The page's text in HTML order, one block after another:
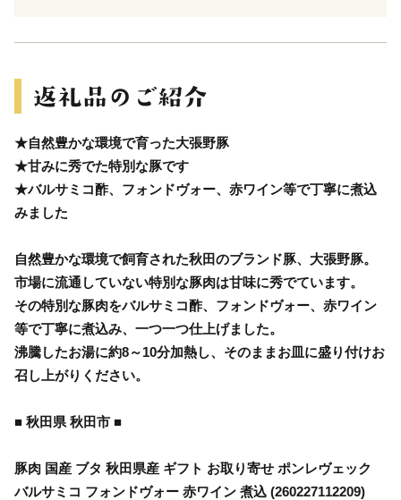
★自然豊かな環境で育った大張野豚
★甘みに秀でた特別な豚です
★バルサミコ酢、フォンドヴォー、赤ワイン等で丁寧に煮込
みました
自然豊かな環境で飼育された秋田のブランド豚、大張野豚。
市場に流通していない特別な豚肉は甘味に秀でています。
その特別な豚肉をバルサミコ酢、フォンドヴォー、赤ワイン
等で丁寧に煮込み、一つ一つ仕上げました。
沸騰したお湯に約8～10分加熱し、そのままお皿に盛り付けお
召し上がりください。
■ 秋田県 秋田市 ■
豚肉 国産 ブタ 秋田県産 ギフト お取り寄せ ポンレヴェック
バルサミコ フォンドヴォー 赤ワイン 煮込 (260227112209)